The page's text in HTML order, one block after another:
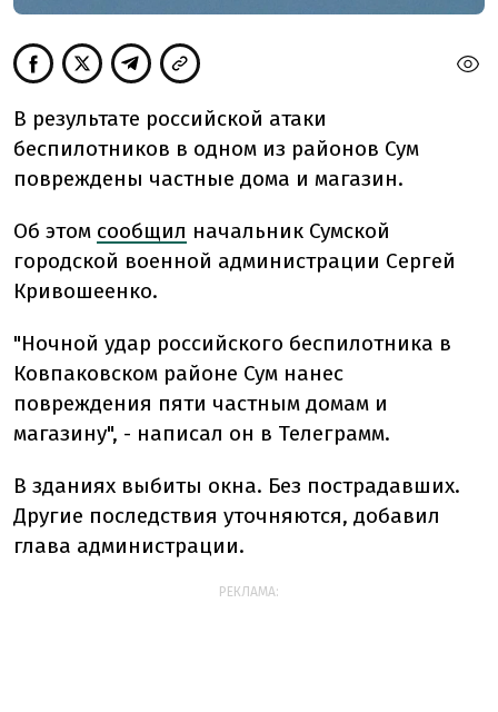
В результате российской атаки
беспилотников в одном из районов Сум
повреждены частные дома и магазин.
Об этом сообщил начальник Сумской
городской военной администрации Сергей
Кривошеенко.
"Ночной удар российского беспилотника в
Ковпаковском районе Сум нанес
повреждения пяти частным домам и
магазину", - написал он в Телеграмм.
В зданиях выбиты окна. Без пострадавших.
Другие последствия уточняются, добавил
глава администрации.
РЕКЛАМА: